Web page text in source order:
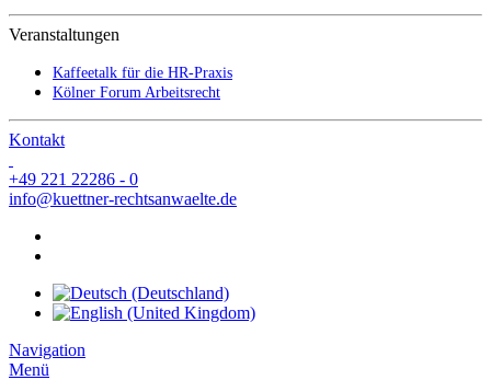
Veranstaltungen
Kaffeetalk für die HR-Praxis
Kölner Forum Arbeitsrecht
Kontakt
+49 221 22286 - 0
info@kuettner-rechtsanwaelte.de
Navigation
Menü